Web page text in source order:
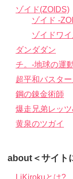
ゾイド(ZOIDS)
ゾイド -
ゾイドワ
ダンダダン
チ。-地球の運
超平和バスタ
鋼の錬金術師
爆走兄弟レッ
黄泉のツガイ
about＜サイト
LiKirokuとは?